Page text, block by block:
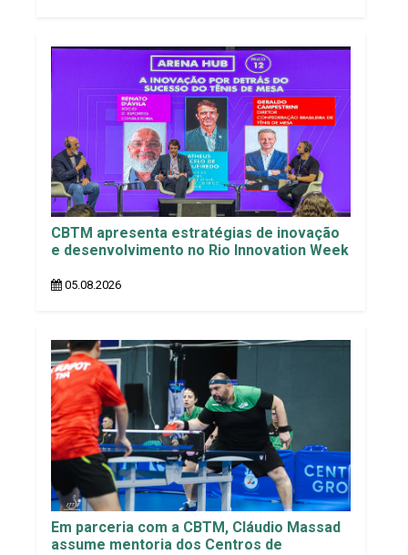
CBTM apresenta estratégias de inovação
e desenvolvimento no Rio Innovation Week
05.08.2026
Em parceria com a CBTM, Cláudio Massad
assume mentoria dos Centros de